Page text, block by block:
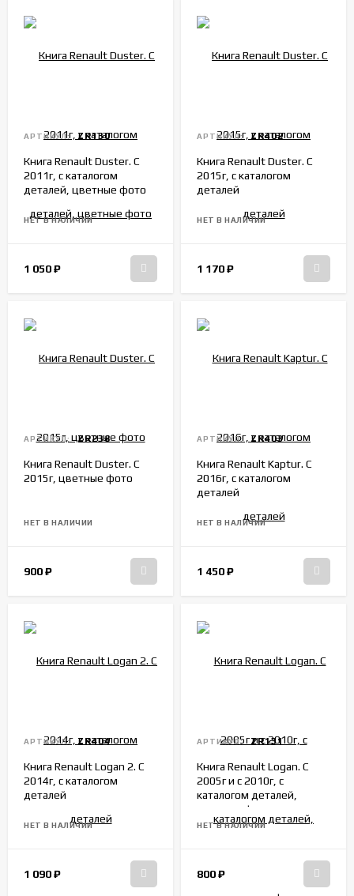
АРТИКУЛ: ZR130
Книга Renault Duster. С
2011г, с каталогом
деталей, цветные фото
НЕТ В НАЛИЧИИ
1 050₽
АРТИКУЛ: ZR402
Книга Renault Duster. С
2015г, с каталогом
деталей
НЕТ В НАЛИЧИИ
1 170₽
АРТИКУЛ: ZR238
Книга Renault Duster. С
2015г, цветные фото
НЕТ В НАЛИЧИИ
900₽
АРТИКУЛ: ZR403
Книга Renault Kaptur. С
2016г, с каталогом
деталей
НЕТ В НАЛИЧИИ
1 450₽
АРТИКУЛ: ZR404
Книга Renault Logan 2. С
2014г, с каталогом
деталей
НЕТ В НАЛИЧИИ
1 090₽
АРТИКУЛ: ZR131
Книга Renault Logan. С
2005г и с 2010г, с
каталогом деталей,
цветные фото
НЕТ В НАЛИЧИИ
800₽